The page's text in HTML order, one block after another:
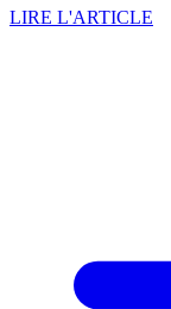
LIRE L'ARTICLE